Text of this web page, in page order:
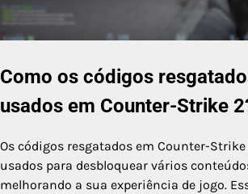
Como os códigos
usados em Counter-Strike
Os códigos resgatados em Counter-
usados para desbloquear vários
melhorando a sua experiência de jogo.